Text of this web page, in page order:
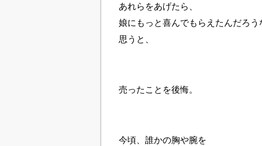
あれらをあげたら、
娘にもっと喜んでもらえたんだろう
思うと、
売ったことを後悔。
今頃、誰かの胸や腕を